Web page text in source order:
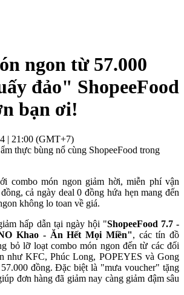
ngon từ 57.000
đảo" ShopeeFood
bạn ơi!
| 21:00 (GMT+7)
thực bùng nổ cùng ShopeeFood trong
combo món ngon giảm hời, miễn phí vận
cả ngày deal 0 đồng hứa hẹn mang đến
không lo toan về giá.
hấp dẫn tại ngày hội "ShopeeFood 7.7 -
Khao - Ăn Hết Mọi Miền", các tín đồ
bỏ lỡ loạt combo món ngon đến từ các đối
như KFC, Phúc Long, POPEYES và Gong
đồng. Đặc biệt là "mưa voucher" tặng
đơn hàng đã giảm nay càng giảm đậm sâu